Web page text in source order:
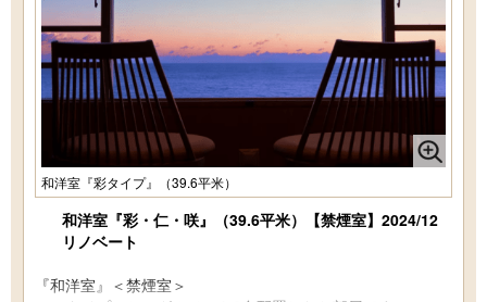
和洋室『彩タイプ』（39.6平米）
和洋室『彩・仁・咲』（39.6平米）【禁煙室】2024/12
リノベート
『和洋室』＜禁煙室＞